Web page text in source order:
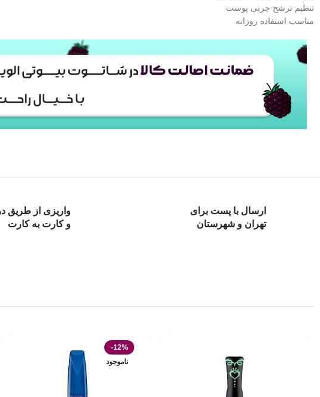
تنظیم ترشح چربی پوست
مناسب استفاده روزانه
ارسال با پست برای
تهران و شهرستان
واریزی از طریق
و کارت به کارت
-12%
ناموجود